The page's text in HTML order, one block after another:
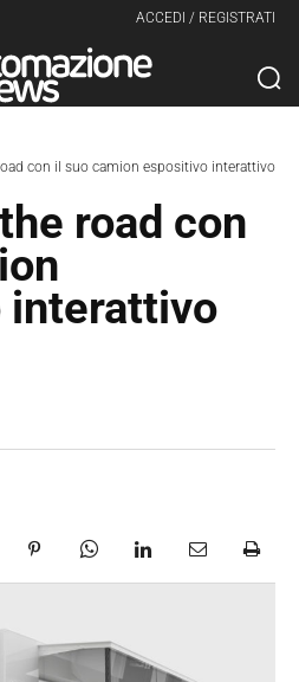
ACCEDI / REGISTRATI
con il suo camion espositivo interattivo
road con
interattivo